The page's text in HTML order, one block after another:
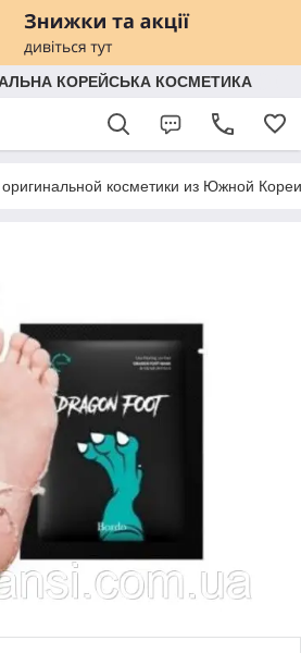
КОРЕЙСЬКА КОСМЕТИКА
косметики из Южной